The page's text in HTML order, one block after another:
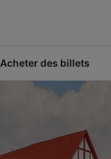
Acheter des billets